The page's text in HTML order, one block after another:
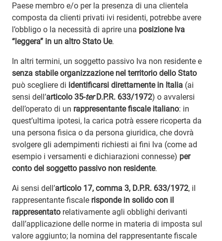
Paese membro e/o per la presenza di una clientela
composta da clienti privati ivi residenti, potrebbe avere
l’obbligo o la necessità di aprire una posizione Iva
“leggera” in un altro Stato Ue.
In altri termini, un soggetto passivo Iva non residente e
senza stabile organizzazione nel territorio dello Stato
può scegliere di identificarsi direttamente in Italia (ai
sensi dell’articolo 35-terD.P.R. 633/1972) o avvalersi
dell’operato di un rappresentante fiscale italiano: in
quest’ultima ipotesi, la carica potrà essere ricoperta da
una persona fisica o da persona giuridica, che dovrà
svolgere gli adempimenti richiesti ai fini Iva (come ad
esempio i versamenti e dichiarazioni connesse) per
conto del soggetto passivo non residente.
Ai sensi dell’articolo 17, comma 3, D.P.R. 633/1972, il
rappresentante fiscale risponde in solido con il
rappresentato relativamente agli obblighi derivanti
dall’applicazione delle norme in materia di imposta sul
valore aggiunto; la nomina del rappresentante fiscale